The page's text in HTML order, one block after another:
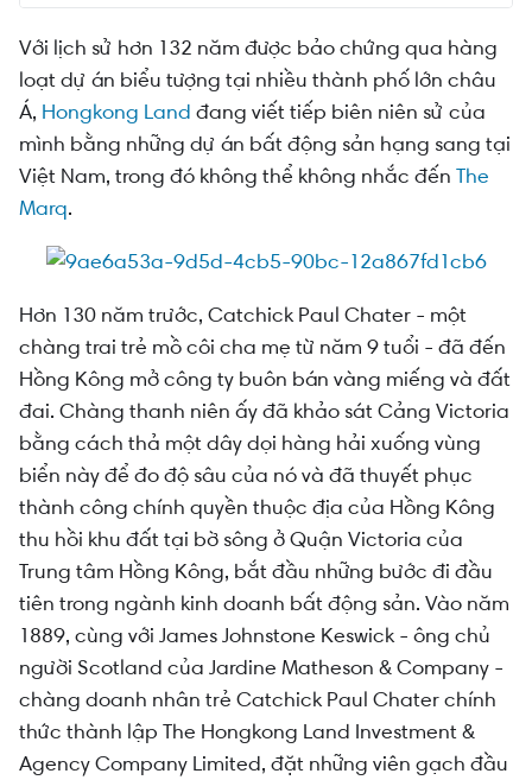
nên bởi hàng loạt dự án biểu tượng
Dấu ấn của Hongkong Land tại Việt Nam
The Marq - sang trọng trên tầm cao mới
Với lịch sử hơn 132 năm được bảo chứng qua hàng
loạt dự án biểu tượng tại nhiều thành phố lớn châu
Á, Hongkong Land đang viết tiếp biên niên sử của
mình bằng những dự án bất động sản hạng sang tại
Việt Nam, trong đó không thể không nhắc đến The
Marq.
Hơn 130 năm trước, Catchick Paul Chater - một
chàng trai trẻ mồ côi cha mẹ từ năm 9 tuổi - đã đến
Hồng Kông mở công ty buôn bán vàng miếng và đất
đai. Chàng thanh niên ấy đã khảo sát Cảng Victoria
bằng cách thả một dây dọi hàng hải xuống vùng
biển này để đo độ sâu của nó và đã thuyết phục
thành công chính quyền thuộc địa của Hồng Kông
thu hồi khu đất tại bờ sông ở Quận Victoria của
Trung tâm Hồng Kông, bắt đầu những bước đi đầu
tiên trong ngành kinh doanh bất động sản. Vào năm
1889, cùng với James Johnstone Keswick - ông chủ
người Scotland của Jardine Matheson & Company -
chàng doanh nhân trẻ Catchick Paul Chater chính
thức thành lập The Hongkong Land Investment &
Agency Company Limited, đặt những viên gạch đầu